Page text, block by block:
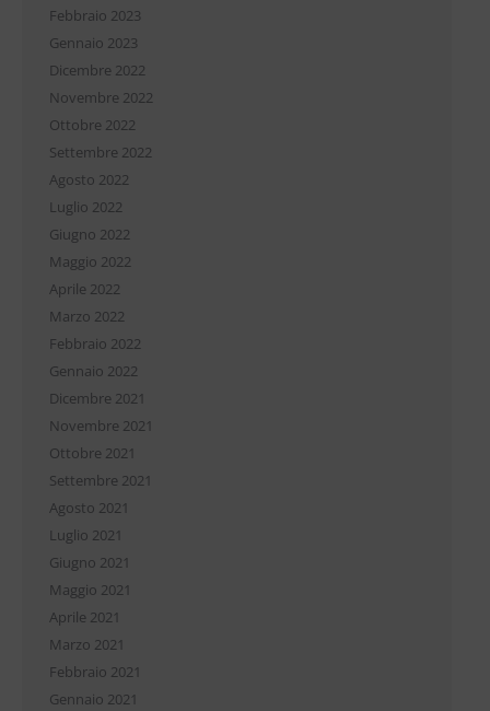
Febbraio 2023
Gennaio 2023
Dicembre 2022
Novembre 2022
Ottobre 2022
Settembre 2022
Agosto 2022
Luglio 2022
Giugno 2022
Maggio 2022
Aprile 2022
Marzo 2022
Febbraio 2022
Gennaio 2022
Dicembre 2021
Novembre 2021
Ottobre 2021
Settembre 2021
Agosto 2021
Luglio 2021
Giugno 2021
Maggio 2021
Aprile 2021
Marzo 2021
Febbraio 2021
Gennaio 2021